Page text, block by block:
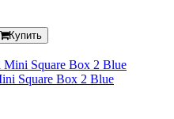
Купить
Square Box 2 Blue